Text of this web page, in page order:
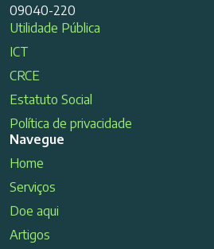
09040-220
Utilidade Pública
ICT
CRCE
Estatuto Social
Política de privacidade
Navegue
Home
Serviços
Doe aqui
Artigos